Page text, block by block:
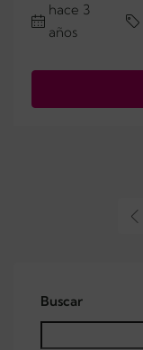
hace 3
años
Buscar